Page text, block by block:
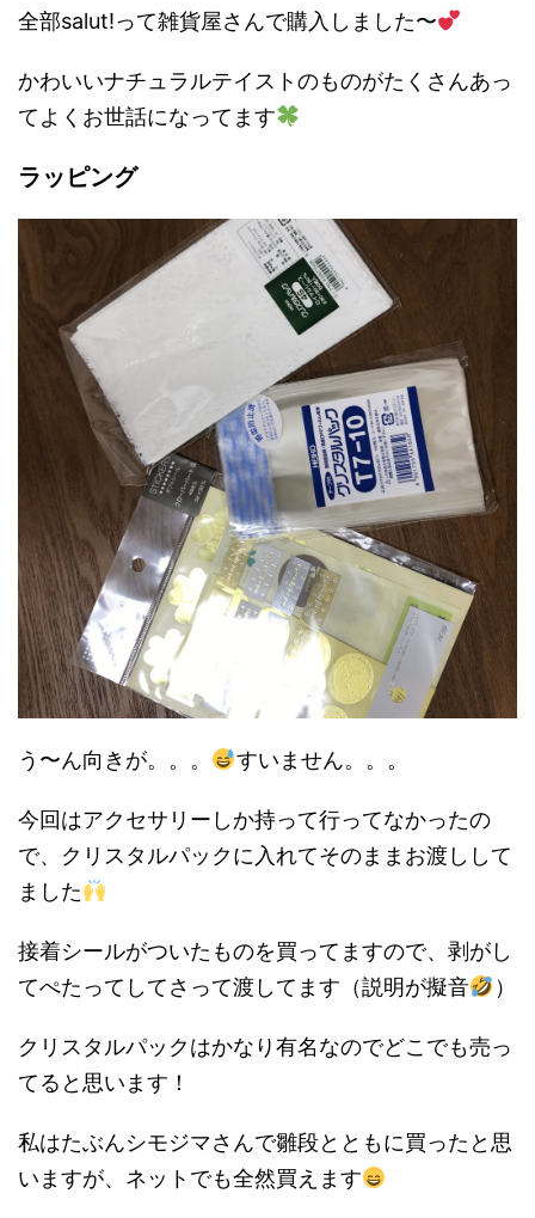
全部salut!って雑貨屋さんで購入しました〜
かわいいナチュラルテイストのものがたくさんあっ
てよくお世話になってます
ラッピング
う〜ん向きが。。。 すいません。。。
今回はアクセサリーしか持って行ってなかったの
で、クリスタルパックに入れてそのままお渡しして
ました
接着シールがついたものを買ってますので、剥がし
てぺたってしてさって渡してます（説明が擬音
）
クリスタルパックはかなり有名なのでどこでも売っ
てると思います！
私はたぶんシモジマさんで雛段とともに買ったと思
いますが、ネットでも全然買えます